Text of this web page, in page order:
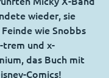
wieder, sie
wie Snobbs
trem und x-
das Buch mit
Comics!